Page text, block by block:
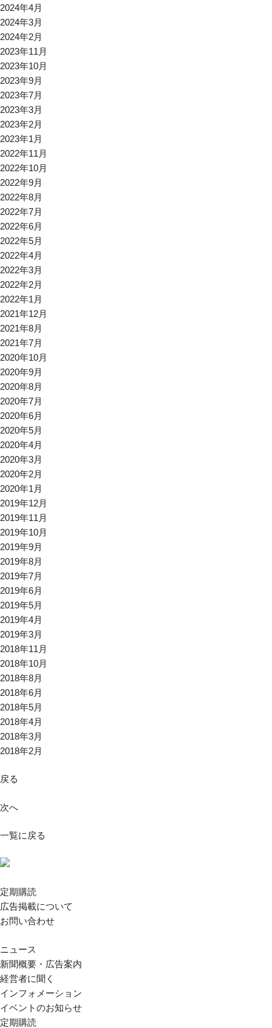
2024年4月
2024年3月
2024年2月
2023年11月
2023年10月
2023年9月
2023年7月
2023年3月
2023年2月
2023年1月
2022年11月
2022年10月
2022年9月
2022年8月
2022年7月
2022年6月
2022年5月
2022年4月
2022年3月
2022年2月
2022年1月
2021年12月
2021年8月
2021年7月
2020年10月
2020年9月
2020年8月
2020年7月
2020年6月
2020年5月
2020年4月
2020年3月
2020年2月
2020年1月
2019年12月
2019年11月
2019年10月
2019年9月
2019年8月
2019年7月
2019年6月
2019年5月
2019年4月
2019年3月
2018年11月
2018年10月
2018年8月
2018年6月
2018年5月
2018年4月
2018年3月
2018年2月
戻る
次へ
一覧に戻る
定期購読
広告掲載について
お問い合わせ
ニュース
新聞概要・広告案内
経営者に聞く
インフォメーション
イベントのお知らせ
定期購読